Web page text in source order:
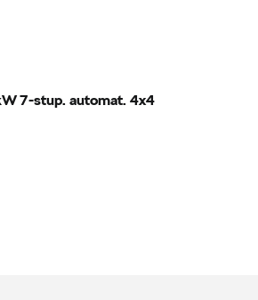
7-stup. automat. 4x4